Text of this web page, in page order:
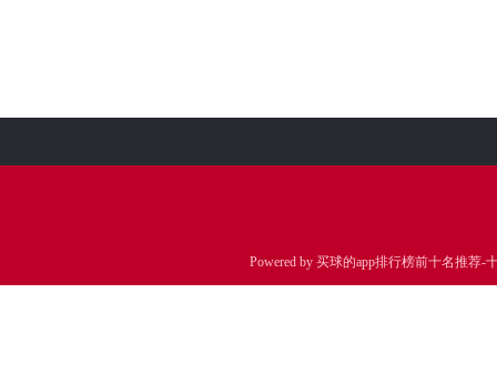
Powered by 买球的app排行榜前十名推荐-